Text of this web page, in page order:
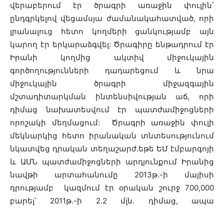
վերաբերում էր ծրագրի առաջին փուլին՝
ընդգրկելով վեցամսյա ժամանակահատված, որի
լրանալուց հետո կողմերի ցանկությամբ այն
կարող էր երկարաձգվել: Ծրագիրը ենթադրում էր
Իրանի կողմից ակտիվ միջուկային
գործողությունների դադարեցում և նրա
միջուկային ծրագրի միջազգային
մշտադիտարկման ինտենսիվության աճ, որի
դիմաց նախատեսվում էր պատժամիջոցների
որոշակի մեղմացում: Ծրագրի առաջին փուլի
մեկնարկից հետո իրանական տնտեսությունում
նկատվեց դրական տեղաշարժ.եթե ԵՄ էմբարգոյի
և ԱՄՆ պատժամիջոցների արդյունքում Իրանից
նավթի արտահանումը 2013թ.-ի մայիսի
դրությամբ կազմում էր օրական շուրջ 700,000
բարել՝ 2011թ.-ի 2.2 մլն. դիմաց, ապա